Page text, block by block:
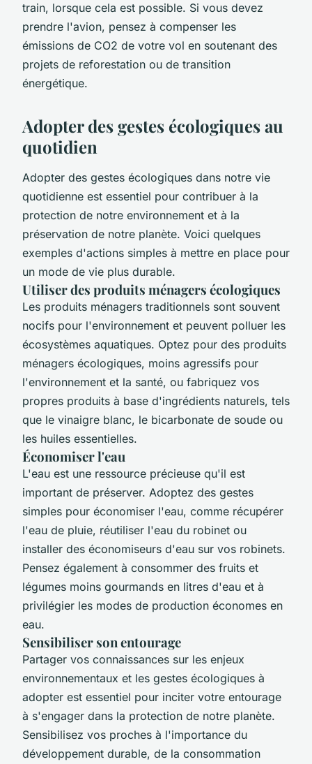
train, lorsque cela est possible. Si vous devez
prendre l'avion, pensez à compenser les
émissions de CO2 de votre vol en soutenant des
projets de reforestation ou de transition
énergétique.
Adopter des gestes écologiques au
quotidien
Adopter des gestes écologiques dans notre vie
quotidienne est essentiel pour contribuer à la
protection de notre environnement et à la
préservation de notre planète. Voici quelques
exemples d'actions simples à mettre en place pour
un mode de vie plus durable.
Utiliser des produits ménagers écologiques
Les produits ménagers traditionnels sont souvent
nocifs pour l'environnement et peuvent polluer les
écosystèmes aquatiques. Optez pour des produits
ménagers écologiques, moins agressifs pour
l'environnement et la santé, ou fabriquez vos
propres produits à base d'ingrédients naturels, tels
que le vinaigre blanc, le bicarbonate de soude ou
les huiles essentielles.
Économiser l'eau
L'eau est une ressource précieuse qu'il est
important de préserver. Adoptez des gestes
simples pour économiser l'eau, comme récupérer
l'eau de pluie, réutiliser l'eau du robinet ou
installer des économiseurs d'eau sur vos robinets.
Pensez également à consommer des fruits et
légumes moins gourmands en litres d'eau et à
privilégier les modes de production économes en
eau.
Sensibiliser son entourage
Partager vos connaissances sur les enjeux
environnementaux et les gestes écologiques à
adopter est essentiel pour inciter votre entourage
à s'engager dans la protection de notre planète.
Sensibilisez vos proches à l'importance du
développement durable, de la consommation